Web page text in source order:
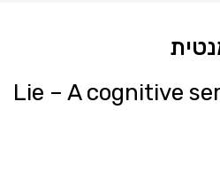
Lie – A cognitive